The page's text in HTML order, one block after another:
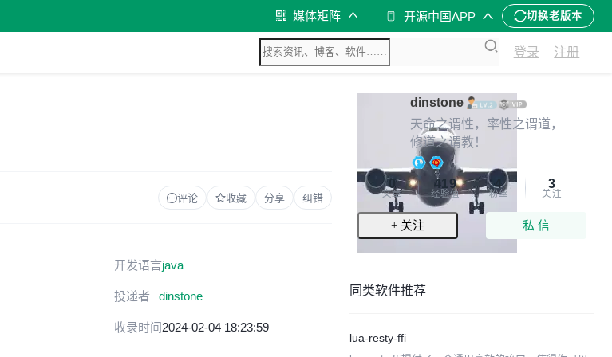
媒体矩阵 开源中国APP 切换老版本
登录 注册
评论 收藏 分享 纠错
开发语言java
投递者 dinstone
收录时间2024-02-04 18:23:59
dinstone
天命之谓性，率性之谓道，
修道之谓教！
0
文章
419
经验值
4
粉丝
3
关注
+ 关注 私 信
同类软件推荐
lua-resty-ffi